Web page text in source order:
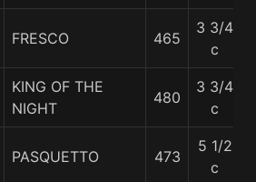
FRESCO 465
3 3/4
c
KING OF THE
NIGHT
480
3 3/4
c
PASQUETTO 473
5 1/2
c